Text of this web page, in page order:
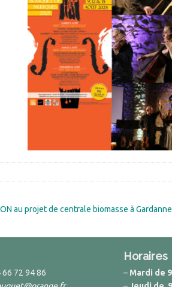
au projet de centrale biomasse à
66 72 94 86
Horaires
– Mardi de